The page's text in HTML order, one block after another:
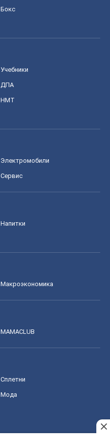
Бокс
Учебники
ДПА
НМТ
Электромобили
Сервис
Напитки
Mакроэкономика
MAMACLUB
Сплетни
Мода